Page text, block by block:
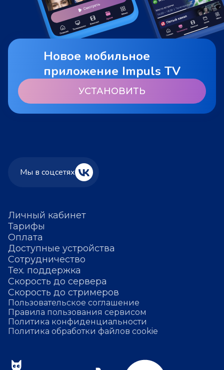
Новое мобильное
приложение Impuls TV
УСТАНОВИТЬ
Личный кабинет
Тарифы
Оплата
Доступные устройства
Сотрудничество
Тех. поддержка
Скорость до сервера
Скорость до стримеров
Пользовательское соглашение
Правила пользования сервисом
Политика конфиденциальности
Политика обработки файлов cookie
Мы в соцсетях